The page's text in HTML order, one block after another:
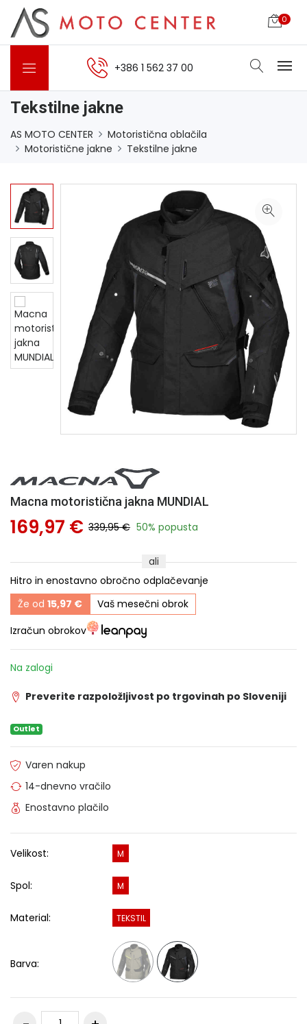
0
+386 1 562 37 00
Tekstilne jakne
AS MOTO CENTER
Motoristična oblačila
Motoristične jakne
Tekstilne jakne
Macna motoristična jakna MUNDIAL
169,97 € 339,95 € 50% popusta
ali
Hitro in enostavno obročno odplačevanje
Že od 15,97 €
Vaš mesečni obrok
Izračun obrokov
Na zalogi
Preverite razpoložljivost po trgovinah po Sloveniji
Outlet
Varen nakup
14-dnevno vračilo
Enostavno plačilo
Velikost: M
Spol: M
Material: TEKSTIL
Barva: